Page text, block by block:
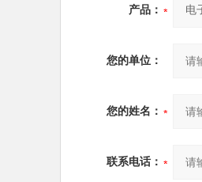
产品：
您的单位：
您的姓名：
联系电话：